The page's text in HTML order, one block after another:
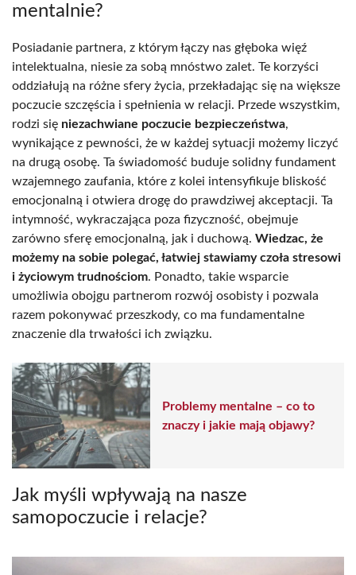
mentalnie?
Posiadanie partnera, z którym łączy nas głęboka więź
intelektualna, niesie za sobą mnóstwo zalet. Te korzyści
oddziałują na różne sfery życia, przekładając się na większe
poczucie szczęścia i spełnienia w relacji. Przede wszystkim,
rodzi się niezachwiane poczucie bezpieczeństwa,
wynikające z pewności, że w każdej sytuacji możemy liczyć
na drugą osobę. Ta świadomość buduje solidny fundament
wzajemnego zaufania, które z kolei intensyfikuje bliskość
emocjonalną i otwiera drogę do prawdziwej akceptacji. Ta
intymność, wykraczająca poza fizyczność, obejmuje
zarówno sferę emocjonalną, jak i duchową. Wiedzac, że
możemy na sobie polegać, łatwiej stawiamy czoła stresowi
i życiowym trudnościom. Ponadto, takie wsparcie
umożliwia obojgu partnerom rozwój osobisty i pozwala
razem pokonywać przeszkody, co ma fundamentalne
znaczenie dla trwałości ich związku.
Problemy mentalne – co to
znaczy i jakie mają objawy?
Jak myśli wpływają na nasze
samopoczucie i relacje?